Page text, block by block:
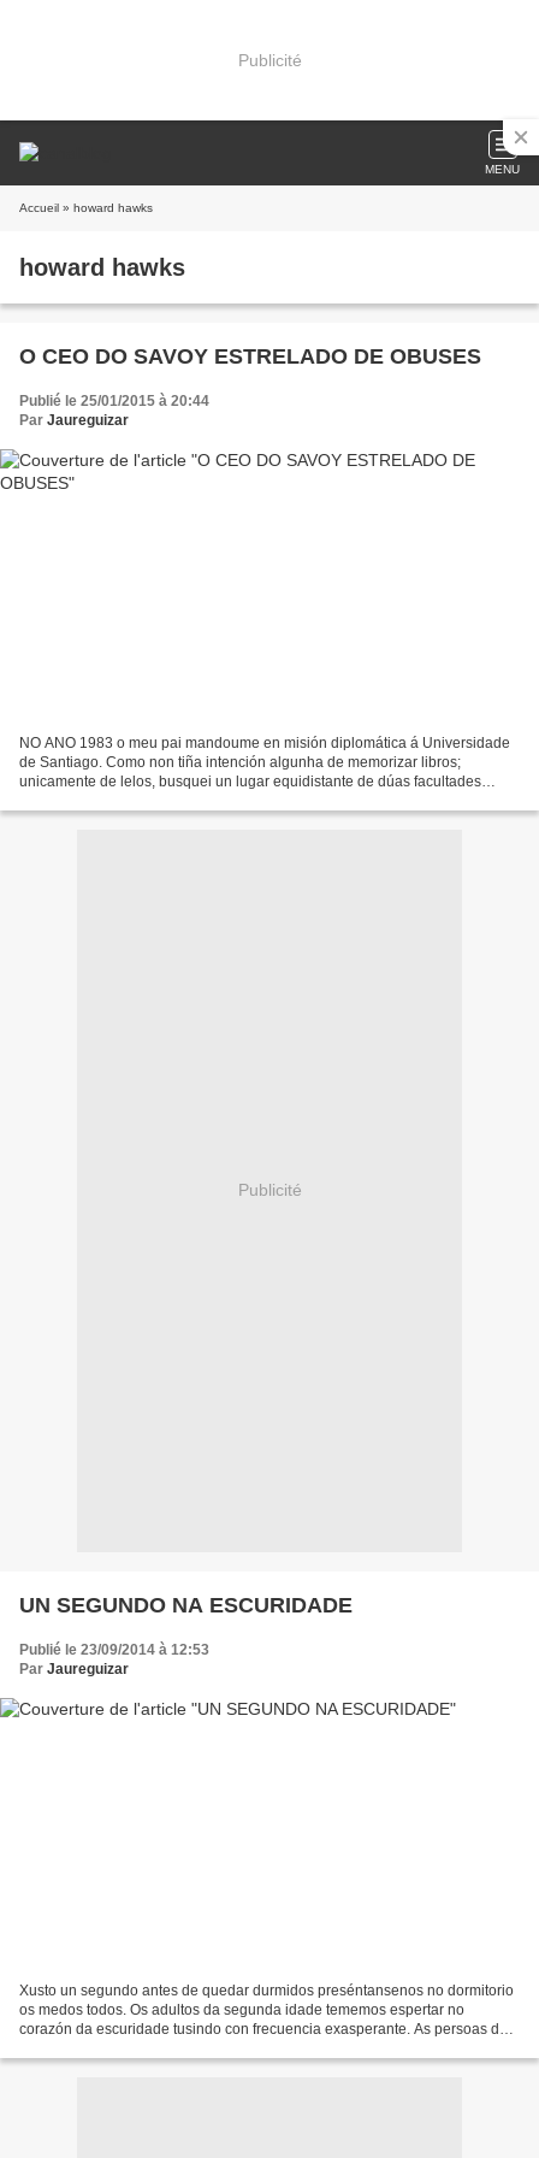
Publicité
MENU
Accueil » howard hawks
howard hawks
O CEO DO SAVOY ESTRELADO DE OBUSES
Publié le 25/01/2015 à 20:44
Par Jaureguizar
NO ANO 1983 o meu pai mandoume en misión diplomática á Universidade
de Santiago. Como non tiña intención algunha de memorizar libros;
unicamente de lelos, busquei un lugar equidistante de dúas facultades
Publicité
UN SEGUNDO NA ESCURIDADE
Publié le 23/09/2014 à 12:53
Par Jaureguizar
Xusto un segundo antes de quedar durmidos preséntansenos no dormitorio
os medos todos. Os adultos da segunda idade tememos espertar no
corazón da escuridade tusindo con frecuencia exasperante. As persoas de